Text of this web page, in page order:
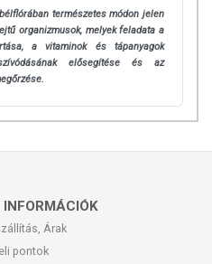
természetes módon jelen
organizmusok, melyek feladata a
a vitaminok és tápanyagok
elősegítése és az
Árak
pontok